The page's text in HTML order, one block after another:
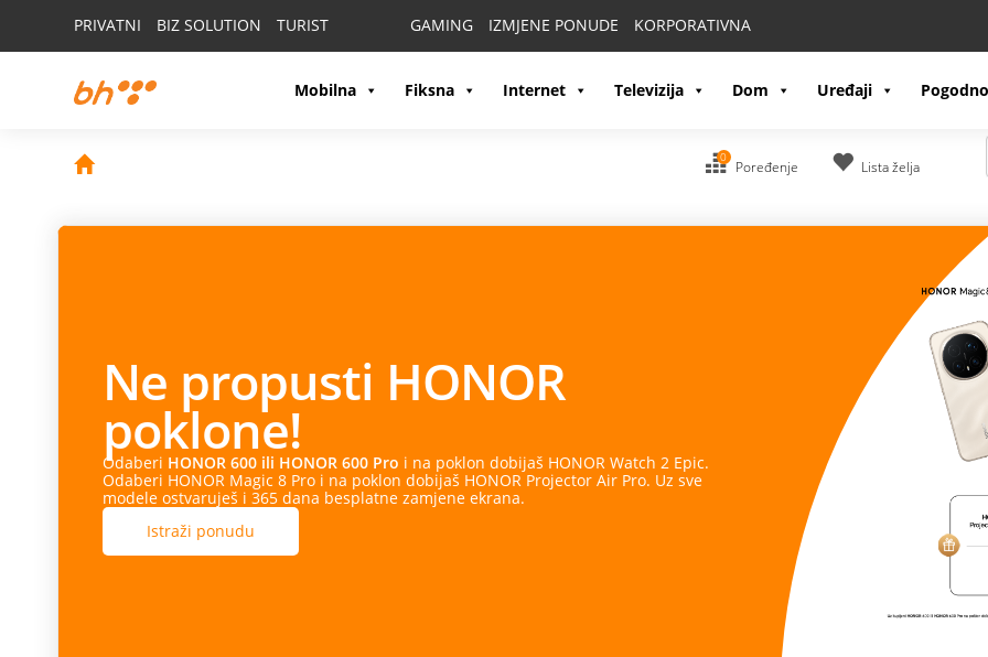
PRIVATNI BIZ SOLUTION TURIST GAMING IZMJENE PONUDE KORPORATIVNA
Mobilna Fiksna Internet Televizija Dom Uređaji
0
Poređenje Lista želja
Ne propusti HONOR
poklone!
Odaberi HONOR 600 ili HONOR 600 Pro i na poklon dobijaš HONOR Watch 2 Epic.
Odaberi HONOR Magic 8 Pro i na poklon dobijaš HONOR Projector Air Pro. Uz sve
modele ostvaruješ i 365 dana besplatne zamjene ekrana.
Istraži ponudu